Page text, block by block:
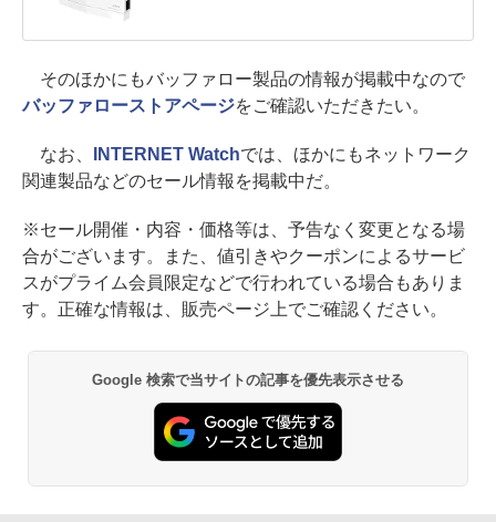
そのほかにもバッファロー製品の情報が掲載中なので
バッファローストアページをご確認いただきたい。
なお、 INTERNET Watchでは、ほかにもネットワーク
関連製品などのセール情報を掲載中だ。
※セール開催・内容・価格等は、予告なく変更となる場
合がございます。また、値引きやクーポンによるサービ
スがプライム会員限定などで行われている場合もありま
す。正確な情報は、販売ページ上でご確認ください。
Google 検索で当サイトの記事を優先表示させる